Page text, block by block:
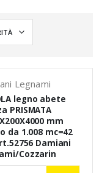
Legnami
legno abete
PRISMATA
mm
da 1.008 mc=42
Damiani
Cozzarin